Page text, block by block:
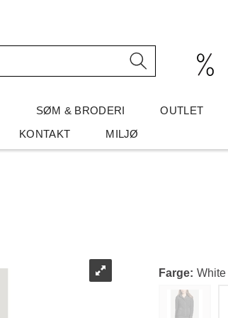
SØM & BRODERI OUTLET
KONTAKT MILJØ
Farge White